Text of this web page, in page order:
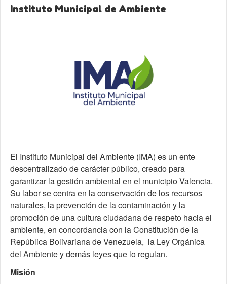
Instituto Municipal de Ambiente
El Instituto Municipal del Ambiente (IMA) es un ente
descentralizado de carácter público, creado para
garantizar la gestión ambiental en el municipio Valencia.
Su labor se centra en la conservación de los recursos
naturales, la prevención de la contaminación y la
promoción de una cultura ciudadana de respeto hacia el
ambiente, en concordancia con la Constitución de la
República Bolivariana de Venezuela, la Ley Orgánica
del Ambiente y demás leyes que lo regulan.
Misión